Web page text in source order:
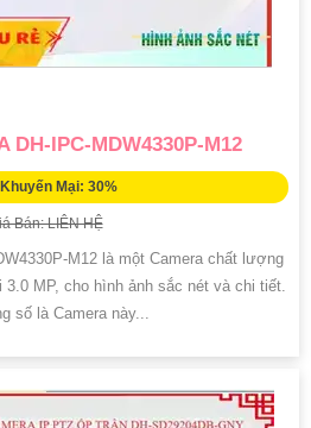
DH-IPC-MDW4330P-M12
Mại: 30%
Bán: LIÊN HỆ
M12 là một Camera chất lượng
MP, cho hình ảnh sắc nét và chi tiết.
số là Camera này...